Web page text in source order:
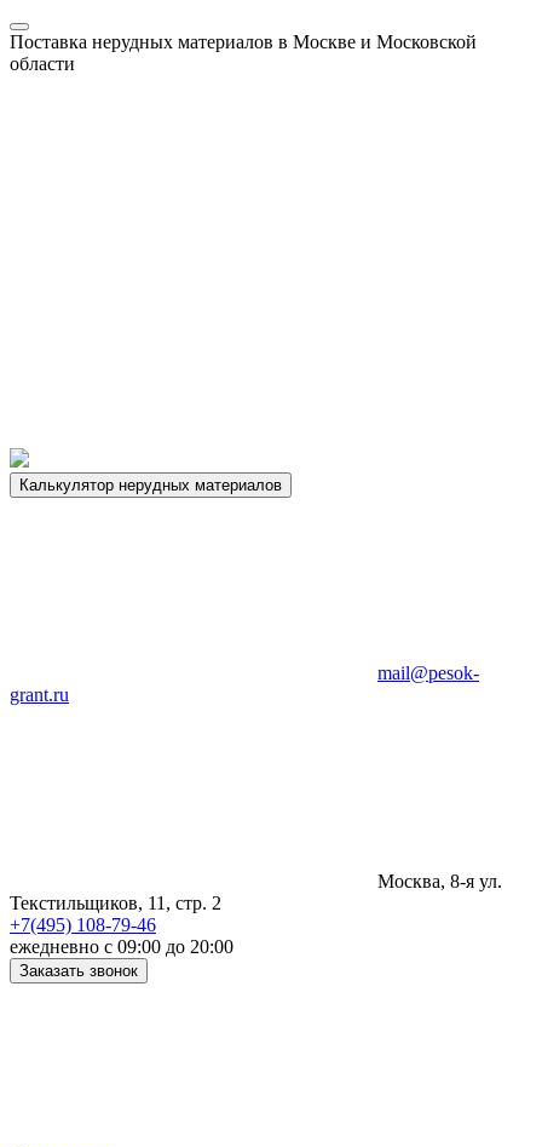
Поставка нерудных материалов в Москве и Московской
области
Калькулятор нерудных материалов
mail@pesok-
grant.ru
Москва, 8-я ул.
Текстильщиков, 11, стр. 2
+7(495) 108-79-46
ежедневно с 09:00 до 20:00
Заказать звонок